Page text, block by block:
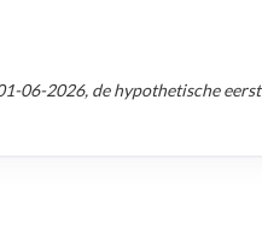
06-2026, de hypothetische eerst